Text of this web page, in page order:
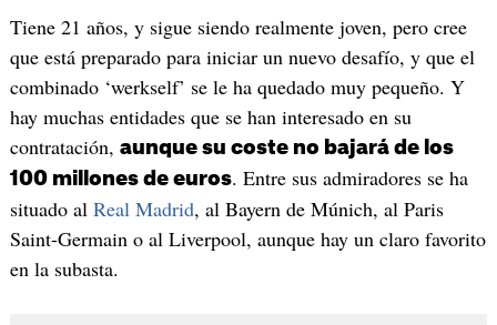
Tiene 21 años, y sigue siendo realmente joven, pero cree
que está preparado para iniciar un nuevo desafío, y que el
combinado ‘werkself’ se le ha quedado muy pequeño. Y
hay muchas entidades que se han interesado en su
contratación, aunque su coste no bajará de los
100 millones de euros. Entre sus admiradores se ha
situado al Real Madrid, al Bayern de Múnich, al Paris
Saint-Germain o al Liverpool, aunque hay un claro favorito
en la subasta.